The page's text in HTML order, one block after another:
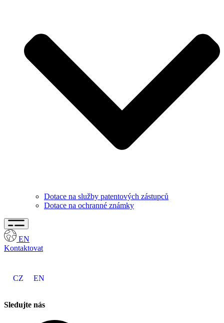
Dotace na služby patentových zástupců
Dotace na ochranné známky
EN
Kontaktovat
CZ EN
Sledujte nás